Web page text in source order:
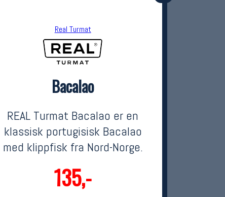
Real Turmat
Bacalao
REAL Turmat Bacalao er en
klassisk portugisisk Bacalao
med klippfisk fra Nord-Norge.
135,-